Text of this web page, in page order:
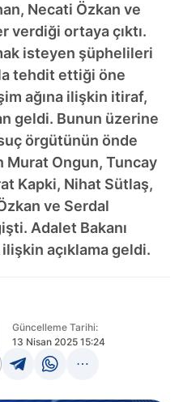
Necati Özkan ve
verdiği ortaya çıktı.
isteyen şüphelileri
tehdit ettiği öne
ağına ilişkin itiraf,
geldi. Bunun üzerine
örgütünün önde
Ongun, Tuncay
Kapki, Nihat Sütlaş,
ve Serdal
Adalet Bakanı
açıklama geldi.
Güncelleme Tarihi:
13 Nisan 2025 15:24